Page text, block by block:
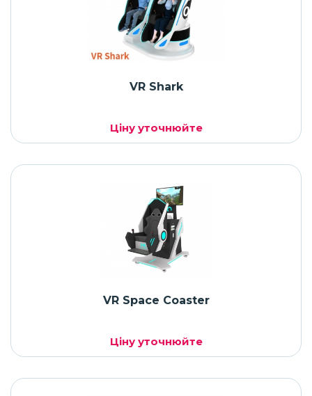
VR Shark
Ціну уточнюйте
VR Space Coaster
Ціну уточнюйте